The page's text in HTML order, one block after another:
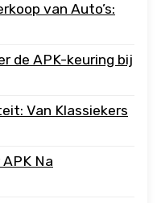
van Auto’s:
de APK-keuring bij
Van Klassiekers
Na